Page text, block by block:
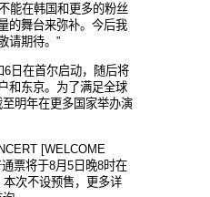
能在韩国和更多的粉丝
的舞台来弥补。今后我
请期待。”
日在首尔启动，随后将
和东京。为了满足全球
明年在更多国家举办演
[WELCOME
票将于8月5日晚8时在
次不设预售，更多详